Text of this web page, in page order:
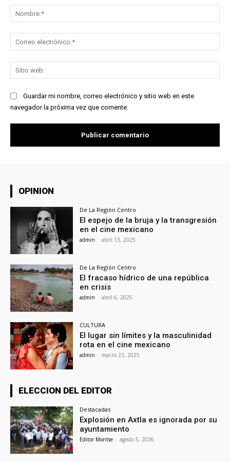
Guardar mi nombre, correo electrónico y sitio web en este
navegador la próxima vez que comente.
OPINION
De La Región Centro
El espejo de la bruja y la transgresión
en el cine mexicano
admin - abril 13, 2025
De La Región Centro
El fracaso hídrico de una república
en crisis
admin - abril 6, 2025
CULTURA
El lugar sin límites y la masculinidad
rota en el cine mexicano
admin - marzo 23, 2025
ELECCION DEL EDITOR
Destacadas
Explosión en Axtla es ignorada por su
ayuntamiento
Editor Montse - agosto 5, 2026